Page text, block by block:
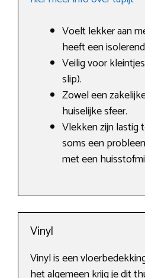
Voelt lekker aan
heeft een
Veilig voor
slip).
Zowel een
huiselijke sfeer.
Vlekken zijn lastig
soms een
met een
Vinyl
Vinyl is een